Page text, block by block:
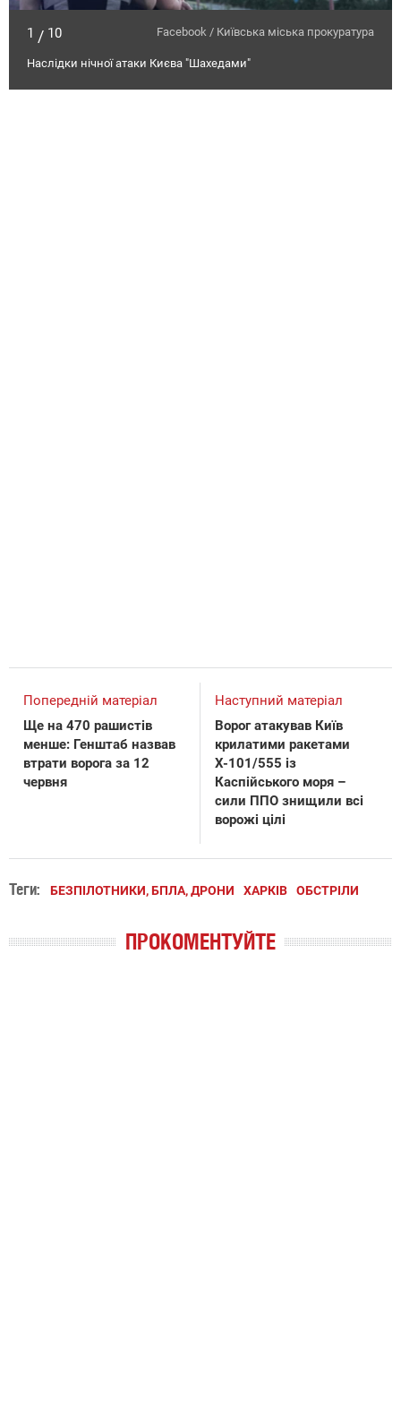
1 / 10 Facebook / Київська міська прокуратура
Наслідки нічної атаки Києва "Шахедами"
Попередній матеріал
Ще на 470 рашистів
менше: Генштаб назвав
втрати ворога за 12
червня
Наступний матеріал
Ворог атакував Київ
крилатими ракетами
Х-101/555 із
Каспійського моря –
сили ППО знищили всі
ворожі цілі
Теги: БЕЗПІЛОТНИКИ, БПЛА, ДРОНИ ХАРКІВ ОБСТРІЛИ
ПРОКОМЕНТУЙТЕ